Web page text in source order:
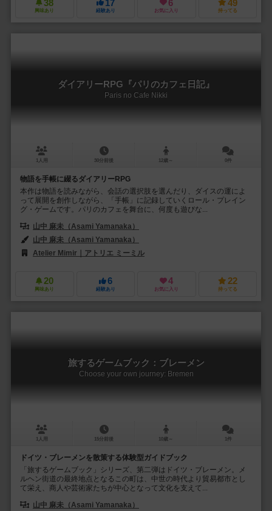
38
興味あり
17
経験あり
6
お気に入り
49
持ってる
ダイアリーRPG『パリのカフェ日記』
Paris no Cafe Nikki
1人用 30分前後 12歳～ 0件
物語を手帳に綴るダイアリーRPG
本作は物語を読みながら、会話の選択肢を選んだり、ダイスの運によ
って展開を創作しながら、「手帳」に記録していくロール・プレイン
グ・ゲームです。パリのカフェを舞台に、何度も遊びな...
山中 麻未（Asami Yamanaka）
山中 麻未（Asami Yamanaka）
Atelier Mimir｜アトリエ ミーミル
20
興味あり
6
経験あり
4
お気に入り
22
持ってる
旅するゲームブック：ブレーメン
Choose your own journey: Bremen
1人用 15分前後 10歳～ 1件
ドイツ・ブレーメンを散策する体験型ガイドブック
「旅するゲームブック」シリーズ、第二弾はドイツ・ブレーメン。メ
ルヘン街道の最終地点となるこの町は、中世の時代より貿易都市とし
て栄え、商人や芸術家たちが中心となって文化を支えて...
山中 麻未（Asami Yamanaka）